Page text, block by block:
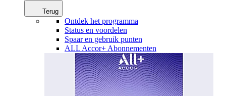
Terug
Ontdek het programma
Status en voordelen
Spaar en gebruik punten
ALL Accor+ Abonnementen